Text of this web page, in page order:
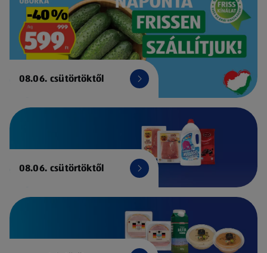
08.06. csütörtöktől
08.06. csütörtöktől